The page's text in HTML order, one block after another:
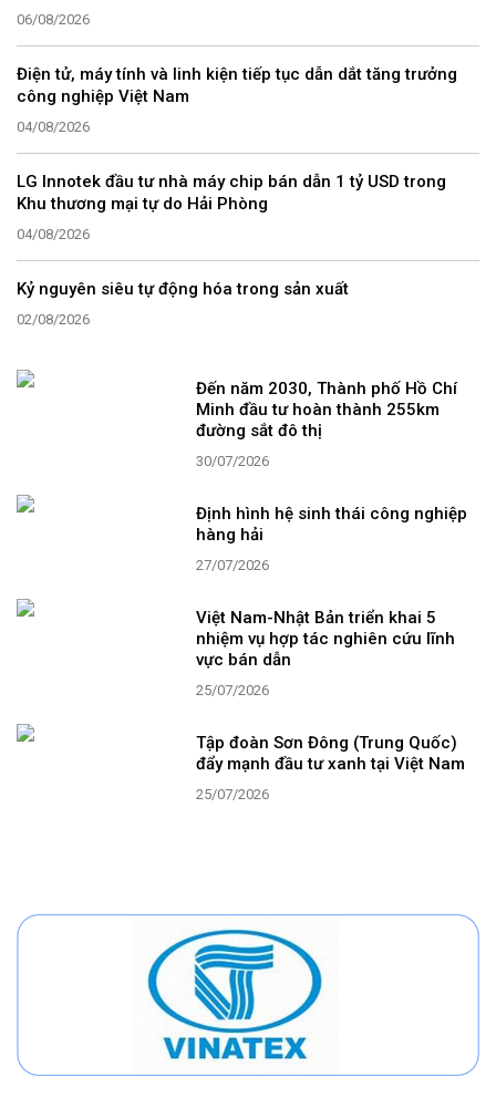
06/08/2026
Điện tử, máy tính và linh kiện tiếp tục dẫn dắt tăng trưởng
công nghiệp Việt Nam
04/08/2026
LG Innotek đầu tư nhà máy chip bán dẫn 1 tỷ USD trong
Khu thương mại tự do Hải Phòng
04/08/2026
Kỷ nguyên siêu tự động hóa trong sản xuất
02/08/2026
Đến năm 2030, Thành phố Hồ Chí
Minh đầu tư hoàn thành 255km
đường sắt đô thị
30/07/2026
Định hình hệ sinh thái công nghiệp
hàng hải
27/07/2026
Việt Nam-Nhật Bản triển khai 5
nhiệm vụ hợp tác nghiên cứu lĩnh
vực bán dẫn
25/07/2026
Tập đoàn Sơn Đông (Trung Quốc)
đẩy mạnh đầu tư xanh tại Việt Nam
25/07/2026